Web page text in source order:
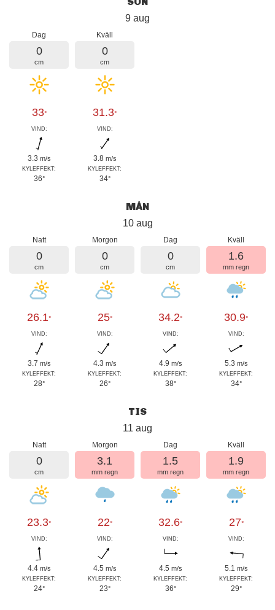
9 aug
Dag
0
cm
33°
VIND:
3.3 m/s
KYLEFFEKT:
36°
Kväll
0
cm
31.3°
VIND:
3.8 m/s
KYLEFFEKT:
34°
MÅN
10 aug
Natt
0
cm
26.1°
VIND:
3.7 m/s
KYLEFFEKT:
28°
Morgon
0
cm
25°
VIND:
4.3 m/s
KYLEFFEKT:
26°
Dag
0
cm
34.2°
VIND:
4.9 m/s
KYLEFFEKT:
38°
Kväll
1.6
mm regn
30.9°
VIND:
5.3 m/s
KYLEFFEKT:
34°
TIS
11 aug
Natt
0
cm
23.3°
VIND:
4.4 m/s
KYLEFFEKT:
24°
Morgon
3.1
mm regn
22°
VIND:
4.5 m/s
KYLEFFEKT:
23°
Dag
1.5
mm regn
32.6°
VIND:
4.5 m/s
KYLEFFEKT:
36°
Kväll
1.9
mm regn
27°
VIND:
5.1 m/s
KYLEFFEKT:
29°